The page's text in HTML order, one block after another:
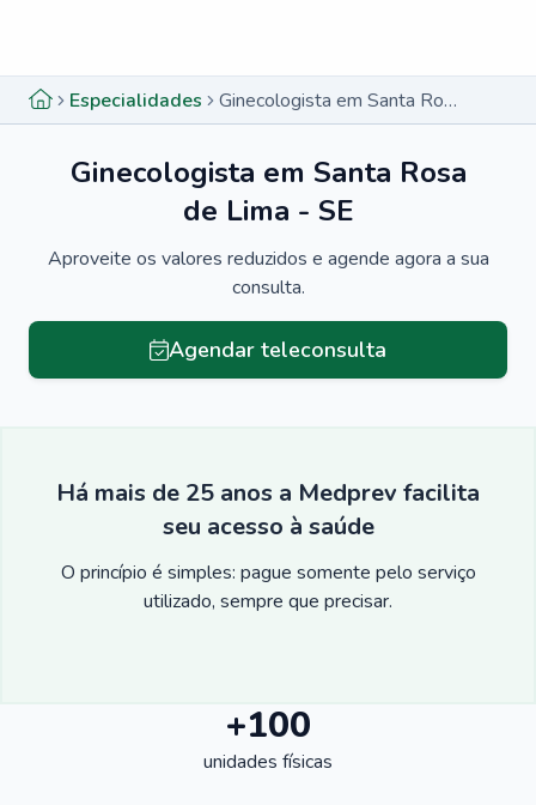
Especialidades Ginecologista em Santa Rosa de Lima - SE
Ginecologista em Santa Rosa
de Lima - SE
Aproveite os valores reduzidos e agende agora a sua
consulta.
Agendar teleconsulta
Há mais de 25 anos a Medprev facilita
seu acesso à saúde
O princípio é simples: pague somente pelo serviço
utilizado, sempre que precisar.
+100
unidades físicas